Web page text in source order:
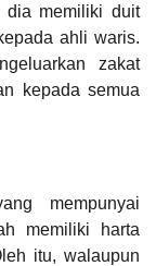
dia memiliki duit
ahli waris.
zakat
kepada semua
mempunyai
memiliki harta
itu, walaupun